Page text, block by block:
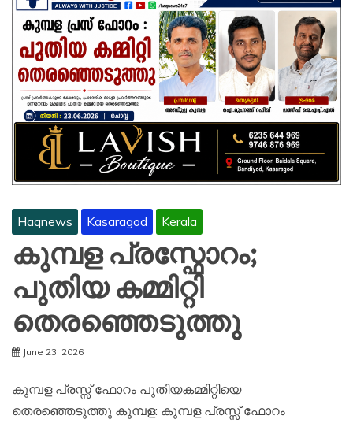
Haqnews Kasaragod Kerala
കുമ്പള പ്രസ്ഫോറം;
പുതിയ കമ്മിറ്റി
തെരഞ്ഞെടുത്തു
June 23, 2026
കുമ്പള പ്രസ്സ് ഫോറം പുതിയകമ്മിറ്റിയെ
തെരഞ്ഞെടുത്തു കുമ്പള: കുമ്പള പ്രസ്സ് ഫോറം